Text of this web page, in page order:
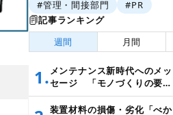
#管理・間接部門
#PR
記事ランキング
週間
月間
1.メンテナンス新時代へのメッ
セージ 「モノづくりの要
～設備管理・保全と価値創造
～」
装置材料の損傷・劣化「べか